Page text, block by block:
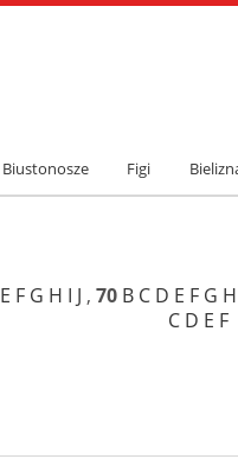
Biustonosze Figi
E F G H I J , 70 B C D E F G H
C D E F